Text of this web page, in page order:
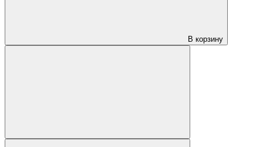
В корзину